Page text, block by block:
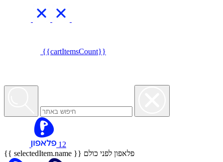
{{cartItemsCount}}
12
{{ selectedItem.name }} פלאפון לפני כולם